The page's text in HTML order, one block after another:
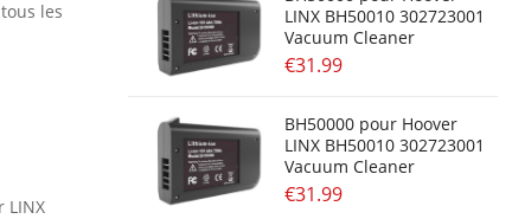
les
LINX
LINX BH50010 302723001
Vacuum Cleaner
€31.99
BH50000 pour Hoover
LINX BH50010 302723001
Vacuum Cleaner
€31.99